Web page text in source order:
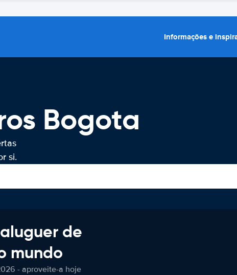
Informações e
Bogota
si.
de
mundo
- aproveite-a hoje